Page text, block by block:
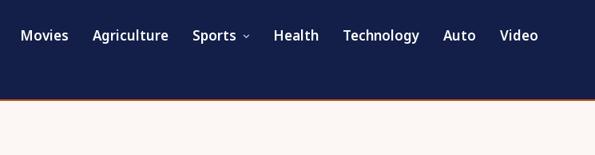
Movies Agriculture Sports Health Technology Auto Video